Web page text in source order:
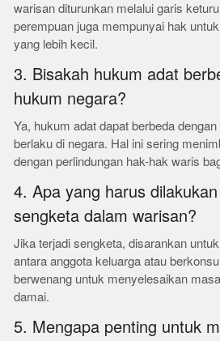
warisan diturunkan melalui garis
perempuan juga mempunyai hak
yang lebih kecil.
3. Bisakah hukum adat
hukum negara?
Ya, hukum adat dapat berbeda
berlaku di negara. Hal ini sering
dengan perlindungan hak-hak waris
4. Apa yang harus
sengketa dalam warisan?
Jika terjadi sengketa, disarankan
antara anggota keluarga atau
berwenang untuk menyelesaikan
damai.
5. Mengapa penting untuk